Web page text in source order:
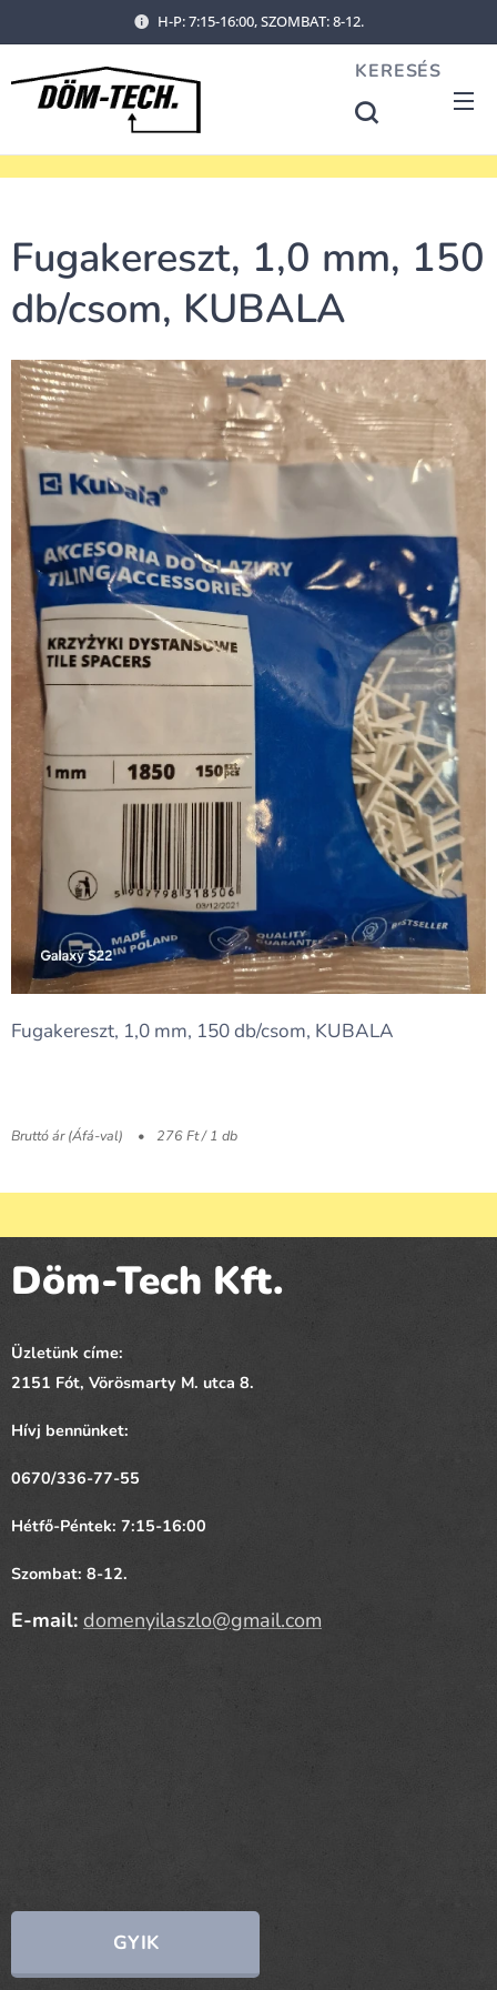
H-P: 7:15-16:00, SZOMBAT: 8-12.
KERESÉS
Fugakereszt, 1,0 mm, 150
db/csom, KUBALA
Fugakereszt, 1,0 mm, 150 db/csom, KUBALA
Bruttó ár (Áfá-val) 276 Ft / 1 db
Döm-Tech Kft.
Üzletünk címe:
2151 Fót, Vörösmarty M. utca 8.
Hívj bennünket:
0670/336-77-55
Hétfő-Péntek: 7:15-16:00
Szombat: 8-12.
E-mail: domenyilaszlo@gmail.com
GYIK